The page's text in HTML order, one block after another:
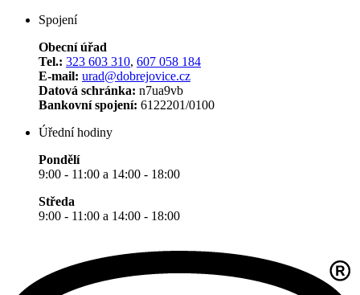
Spojení
Obecní úřad
Tel.: 323 603 310, 607 058 184
E-mail: urad@dobrejovice.cz
Datová schránka: n7ua9vb
Bankovní spojení: 6122201/0100
Úřední hodiny
Pondělí
9:00 - 11:00 a 14:00 - 18:00
Středa
9:00 - 11:00 a 14:00 - 18:00